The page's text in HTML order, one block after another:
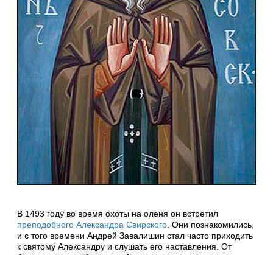
В 1493 году во время охоты на оленя он встретил
преподобного Александра Свирского. Они познакомились,
и с того времени Андрей Завалишин стал часто приходить
к святому Александру и слушать его наставления. От